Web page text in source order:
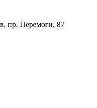
пр. Перемоги, 87